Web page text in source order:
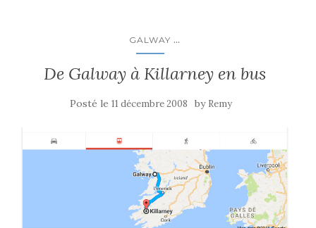
GALWAY ...
De Galway à Killarney en bus
Posté le 11 décembre 2008 by Remy